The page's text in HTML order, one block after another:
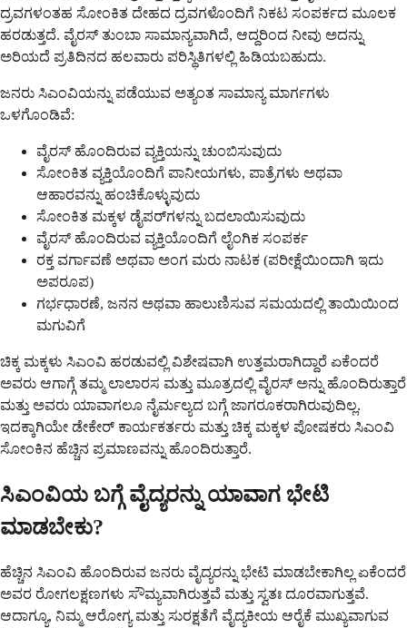
ದ್ರವಗಳಂತಹ ಸೋಂಕಿತ ದೇಹದ ದ್ರವಗಳೊಂದಿಗೆ ನಿಕಟ ಸಂಪರ್ಕದ ಮೂಲಕ
ಹರಡುತ್ತದೆ. ವೈರಸ್ ತುಂಬಾ ಸಾಮಾನ್ಯವಾಗಿದೆ, ಆದ್ದರಿಂದ ನೀವು ಅದನ್ನು
ಅರಿಯದೆ ಪ್ರತಿದಿನದ ಹಲವಾರು ಪರಿಸ್ಥಿತಿಗಳಲ್ಲಿ ಹಿಡಿಯಬಹುದು.
ಜನರು ಸಿಎಂವಿಯನ್ನು ಪಡೆಯುವ ಅತ್ಯಂತ ಸಾಮಾನ್ಯ ಮಾರ್ಗಗಳು
ಒಳಗೊಂಡಿವೆ:
ವೈರಸ್ ಹೊಂದಿರುವ ವ್ಯಕ್ತಿಯನ್ನು ಚುಂಬಿಸುವುದು
ಸೋಂಕಿತ ವ್ಯಕ್ತಿಯೊಂದಿಗೆ ಪಾನೀಯಗಳು, ಪಾತ್ರೆಗಳು ಅಥವಾ
ಆಹಾರವನ್ನು ಹಂಚಿಕೊಳ್ಳುವುದು
ಸೋಂಕಿತ ಮಕ್ಕಳ ಡೈಪರ್‌ಗಳನ್ನು ಬದಲಾಯಿಸುವುದು
ವೈರಸ್ ಹೊಂದಿರುವ ವ್ಯಕ್ತಿಯೊಂದಿಗೆ ಲೈಂಗಿಕ ಸಂಪರ್ಕ
ರಕ್ತ ವರ್ಗಾವಣೆ ಅಥವಾ ಅಂಗ ಮರು ನಾಟಕ (ಪರೀಕ್ಷೆಯಿಂದಾಗಿ ಇದು
ಅಪರೂಪ)
ಗರ್ಭಧಾರಣೆ, ಜನನ ಅಥವಾ ಹಾಲುಣಿಸುವ ಸಮಯದಲ್ಲಿ ತಾಯಿಯಿಂದ
ಮಗುವಿಗೆ
ಚಿಕ್ಕ ಮಕ್ಕಳು ಸಿಎಂವಿ ಹರಡುವಲ್ಲಿ ವಿಶೇಷವಾಗಿ ಉತ್ತಮರಾಗಿದ್ದಾರೆ ಏಕೆಂದರೆ
ಅವರು ಆಗಾಗ್ಗೆ ತಮ್ಮ ಲಾಲಾರಸ ಮತ್ತು ಮೂತ್ರದಲ್ಲಿ ವೈರಸ್ ಅನ್ನು ಹೊಂದಿರುತ್ತಾರೆ
ಮತ್ತು ಅವರು ಯಾವಾಗಲೂ ನೈರ್ಮಲ್ಯದ ಬಗ್ಗೆ ಜಾಗರೂಕರಾಗಿರುವುದಿಲ್ಲ.
ಇದಕ್ಕಾಗಿಯೇ ಡೇಕೇರ್ ಕಾರ್ಯಕರ್ತರು ಮತ್ತು ಚಿಕ್ಕ ಮಕ್ಕಳ ಪೋಷಕರು ಸಿಎಂವಿ
ಸೋಂಕಿನ ಹೆಚ್ಚಿನ ಪ್ರಮಾಣವನ್ನು ಹೊಂದಿರುತ್ತಾರೆ.
ಸಿಎಂವಿಯ ಬಗ್ಗೆ ವೈದ್ಯರನ್ನು ಯಾವಾಗ ಭೇಟಿ
ಮಾಡಬೇಕು?
ಹೆಚ್ಚಿನ ಸಿಎಂವಿ ಹೊಂದಿರುವ ಜನರು ವೈದ್ಯರನ್ನು ಭೇಟಿ ಮಾಡಬೇಕಾಗಿಲ್ಲ ಏಕೆಂದರೆ
ಅವರ ರೋಗಲಕ್ಷಣಗಳು ಸೌಮ್ಯವಾಗಿರುತ್ತವೆ ಮತ್ತು ಸ್ವತಃ ದೂರವಾಗುತ್ತವೆ.
ಆದಾಗ್ಯೂ, ನಿಮ್ಮ ಆರೋಗ್ಯ ಮತ್ತು ಸುರಕ್ಷತೆಗೆ ವೈದ್ಯಕೀಯ ಆರೈಕೆ ಮುಖ್ಯವಾಗುವ